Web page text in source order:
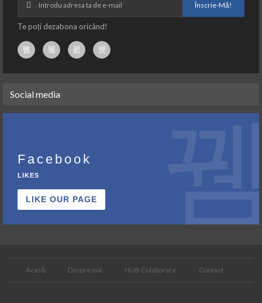
Înscrie-Mă!
Te poți dezabona oricând!
Social media
Facebook
LIKES
LIKE OUR PAGE
Acasă Despre noi HUB Colaborare Contact